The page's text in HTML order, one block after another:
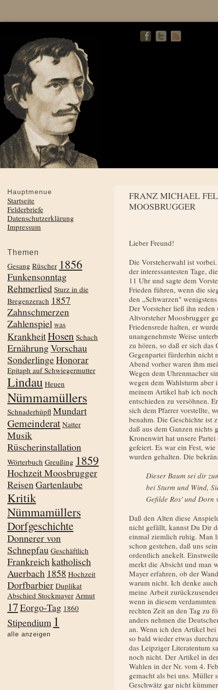
FRANZ MICHAEL
MOOSBRUGGER
Lieber Freund!
Die Vorsteherwahl ist
der interessantesten Tage,
11 Uhr und sagte dem
Frieden führen, wenn die
den „Schwarzen"
Der Vorsteher ließ ihn
Altvorsteher Moosbrugger
Friedensrede halten, er
unangenehmste Weise
zu hören, so daß er sich das
Gegenpartei fürderhin nicht
Abend vorher waren ihm
Wegen dem Uhrenmacher
wegen dem Wahlsturm aber
meinem Artikel hab ich
entschieden zu versöhnen.
sich dem Pfarrer vorstellte,
benahm. Die Geschichte ist
daß aus dem Ganzen nichts
Kronenwirt hat unsere
gefeiert. Es war ein Fest,
wurden gehalten. Die
Dieser Baum sei dir
bei Sturm und Wind,
Gefilde Ros' und Dorn
Daß den Alten diese
nicht gefällt, kannst Du Dir
einmal ziemlich ruhig. Man
schon gestehen, daß uns
ordentlich anekelt.
merkt die Absicht und man
Mayer erfahren, ob der
warum nicht. Ich denke
meine Arbeit
wenn in diesem
rechten Zeit an den Tag zu
anders nehmen die
an. Wenn ich den Artikel
so bald wieder etwas
das Leipziger Literatentum
noch nicht. Der Artikel in
Wahlen in der Nr. vom 4.
gemacht als bei uns. Müller
Geschwätz gar nicht
Hauptmenue
Startseite
Felderbriefe
Datenschutzerklärung
Impressum
Themen
Gesang Rüscher 1856
Funkensonntag
Rehmerlied Sturz in die
Bregenzerach 1857
Zahnschmerzen
Zahlenspiel was
KrankheitHosen Schach
ErnährungVorschau
SonderlingeHonorar
Epitaph auf Schwiegermutter
Lindau Heuen
Nümmamüllers
Schnaderhüpfl Mundart
Gemeinderat Natter
Musik
Rüscherinstallation
Wörterbuch Greußing 1859
Hochzeit Moosbrugger
ReisenGartenlaube
Kritik
Nümmamüllers
Dorfgeschichte
Donnerer von
Schnepfau Geschäftlich
Frankreichkatholisch
Auerbach 1858 Hochzeit
Dorfbarbier Duplikat
Abschied Stockmayer Armut
17Eorgo-Tag 1860
Stipendium 1
alle anzeigen